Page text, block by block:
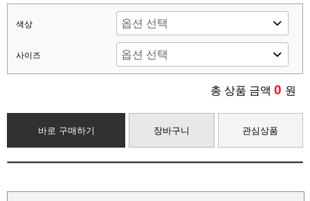
색상
사이즈
총 상품 금액 0 원
바로 구매하기 장바구니 관심상품